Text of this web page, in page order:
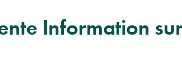
Information